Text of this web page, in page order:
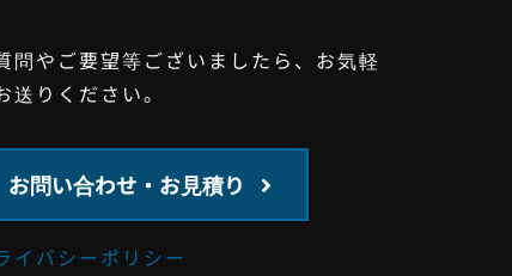
問やご要望等ございましたら、お気軽
送りください。
お問い合わせ・お見積り
イバシーポリシー